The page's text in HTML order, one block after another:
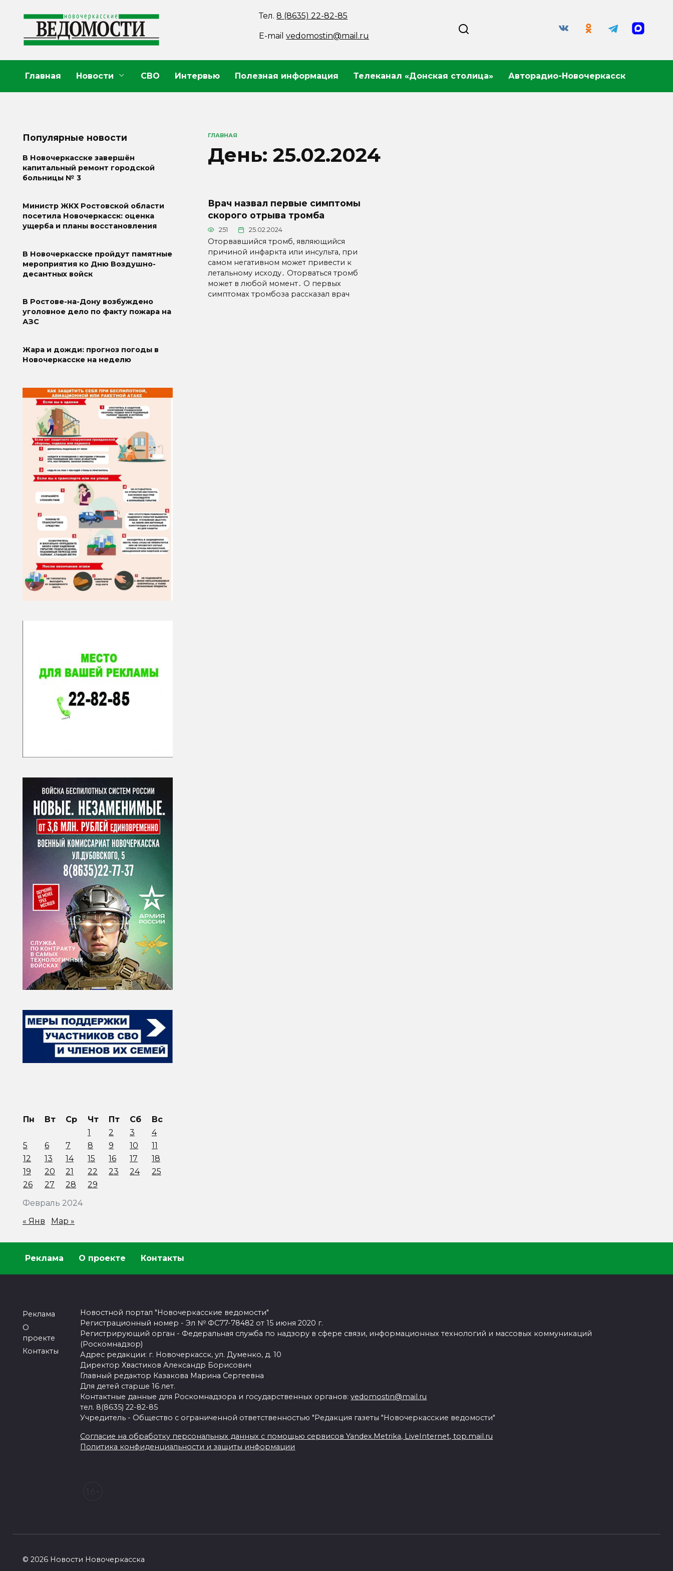
содержанию
Тел.8 (8635) 22-82-85
E-mailvedomostin@mail.ru
Главная Новости СВО Интервью Полезная информация Телеканал «Донская столица» Авторадио-Новочеркасск
ГЛАВНАЯ
День: 25.02.2024
Врач назвал первые симптомы
скорого отрыва тромба
251 25.02.2024
Оторвавшийся тромб, являющийся
причиной инфаркта или инсульта, при
самом негативном может привести к
летальному исходу․ Оторваться тромб
может в любой момент․ О первых
симптомах тромбоза рассказал врач
Популярные новости
В Новочеркасске завершён
капитальный ремонт городской
больницы № 3
Министр ЖКХ Ростовской области
посетила Новочеркасск: оценка
ущерба и планы восстановления
В Новочеркасске пройдут памятные
мероприятия ко Дню Воздушно-
десантных войск
В Ростове-на-Дону возбуждено
уголовное дело по факту пожара на
АЗС
Жара и дожди: прогноз погоды в
Новочеркасске на неделю
Февраль 2024
Пн Вт Ср Чт Пт Сб
Вс
1
2 3
4
5
6 7 8 9 10
11
12
13 14 15 16 17
18
19
20 21 22 23 24
25
26
27 28 29
« Янв Мар »
Реклама О проекте Контакты
Реклама
О
проекте
Контакты
Новостной портал "Новочеркасские ведомости"
Регистрационный номер - Эл № ФС77-78482 от 15 июня 2020 г.
Регистрирующий орган - Федеральная служба по надзору в сфере связи, информационных технологий и массовых коммуникаций
(Роскомнадзор)
Адрес редакции: г. Новочеркасск, ул. Думенко, д. 10
Директор Хвастиков Александр Борисович
Главный редактор Казакова Марина Сергеевна
Для детей старше 16 лет.
Контактные данные для Роскомнадзора и государственных органов:vedomostin@mail.ru
тел. 8(8635) 22-82-85
Учредитель - Общество с ограниченной ответственностью "Редакция газеты "Новочеркасские ведомости"
Согласие на обработку персональных данных с помощью сервисов Yandex.Metrika, LiveInternet, top.mail.ru
Политика конфиденциальности и защиты информации
© 2026 Новости Новочеркасска